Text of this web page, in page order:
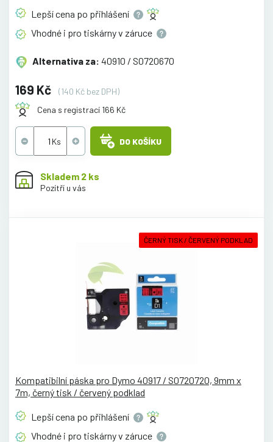
Lepší cena po přihlášení
Vhodné i pro tiskárny v záruce
Alternativa za: 40910 / S0720670
169 Kč
(140 Kč bez DPH)
Cena s registrací 166 Kč
DO KOŠÍKU
Skladem 2 ks
Pozítří u vás
ČERNÝ TISK / ČERVENÝ PODKLAD
Kompatibilní páska pro Dymo 40917 / S0720720, 9mm x
7m, černý tisk / červený podklad
Lepší cena po přihlášení
Vhodné i pro tiskárny v záruce